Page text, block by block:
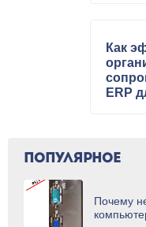
Как
ERP
ПОПУЛЯРНОЕ
Почему